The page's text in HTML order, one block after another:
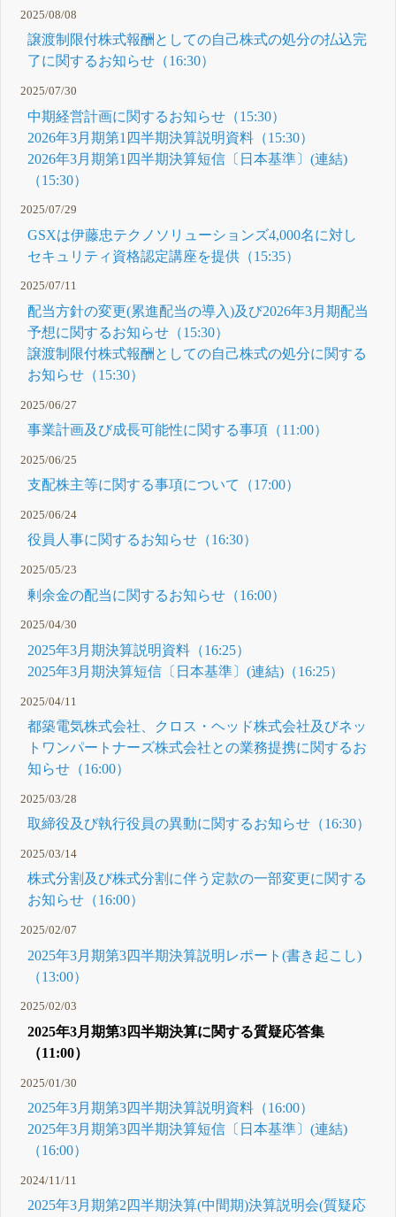
2025/08/08
譲渡制限付株式報酬としての自己株式の処分の払込完
了に関するお知らせ（16:30）
2025/07/30
中期経営計画に関するお知らせ（15:30）
2026年3月期第1四半期決算説明資料（15:30）
2026年3月期第1四半期決算短信〔日本基準〕(連結)
（15:30）
2025/07/29
GSXは伊藤忠テクノソリューションズ4,000名に対し
セキュリティ資格認定講座を提供（15:35）
2025/07/11
配当方針の変更(累進配当の導入)及び2026年3月期配当
予想に関するお知らせ（15:30）
譲渡制限付株式報酬としての自己株式の処分に関する
お知らせ（15:30）
2025/06/27
事業計画及び成長可能性に関する事項（11:00）
2025/06/25
支配株主等に関する事項について（17:00）
2025/06/24
役員人事に関するお知らせ（16:30）
2025/05/23
剰余金の配当に関するお知らせ（16:00）
2025/04/30
2025年3月期決算説明資料（16:25）
2025年3月期決算短信〔日本基準〕(連結)（16:25）
2025/04/11
都築電気株式会社、クロス・ヘッド株式会社及びネッ
トワンパートナーズ株式会社との業務提携に関するお
知らせ（16:00）
2025/03/28
取締役及び執行役員の異動に関するお知らせ（16:30）
2025/03/14
株式分割及び株式分割に伴う定款の一部変更に関する
お知らせ（16:00）
2025/02/07
2025年3月期第3四半期決算説明レポート(書き起こし)
（13:00）
2025/02/03
2025年3月期第3四半期決算に関する質疑応答集
（11:00）
2025/01/30
2025年3月期第3四半期決算説明資料（16:00）
2025年3月期第3四半期決算短信〔日本基準〕(連結)
（16:00）
2024/11/11
2025年3月期第2四半期決算(中間期)決算説明会(質疑応